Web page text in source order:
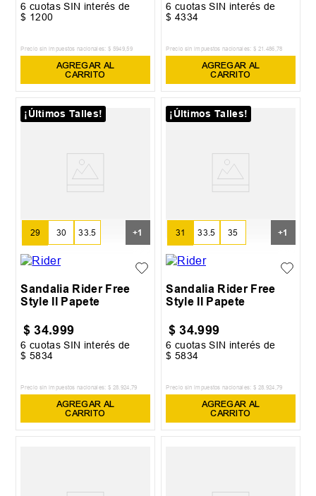
6 cuotas SIN interés de
$ 1200
Precio sin impuestos nacionales: $ 5949,59
AGREGAR AL
CARRITO
6 cuotas SIN interés de
$ 4334
Precio sin impuestos nacionales: $ 21 .486 ,78
AGREGAR AL
CARRITO
¡Últimos Talles!
29 30 33.5
35
+1
Sandalia Rider Free
Style II Papete
$ 34.999
6 cuotas SIN interés de
$ 5834
Precio sin impuestos nacionales: $ 28.924 ,79
AGREGAR AL
CARRITO
¡Últimos Talles!
31 33.5 35
36
+1
Sandalia Rider Free
Style II Papete
$ 34.999
6 cuotas SIN interés de
$ 5834
Precio sin impuestos nacionales: $ 28.924 ,79
AGREGAR AL
CARRITO